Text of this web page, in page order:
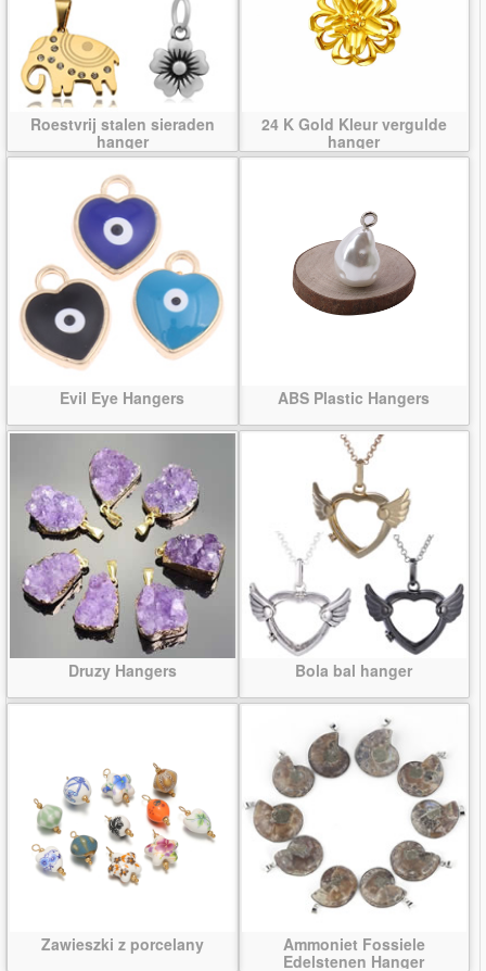
Roestvrij stalen sieraden
hanger
24 K Gold Kleur vergulde
hanger
Evil Eye Hangers ABS Plastic Hangers
Druzy Hangers Bola bal hanger
Zawieszki z porcelany
Ammoniet Fossiele
Edelstenen Hanger